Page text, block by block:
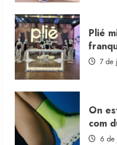
Plié
7 de
On
com
6 de